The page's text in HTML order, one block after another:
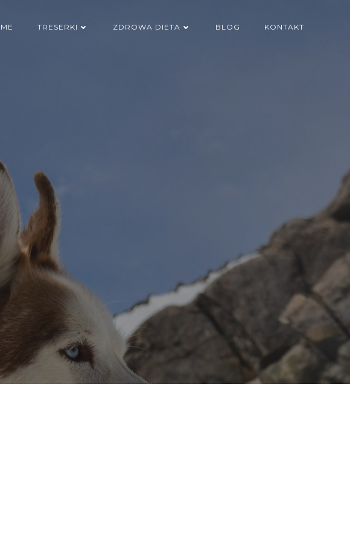
TRESERKI ZDROWA DIETA BLOG KONTAKT